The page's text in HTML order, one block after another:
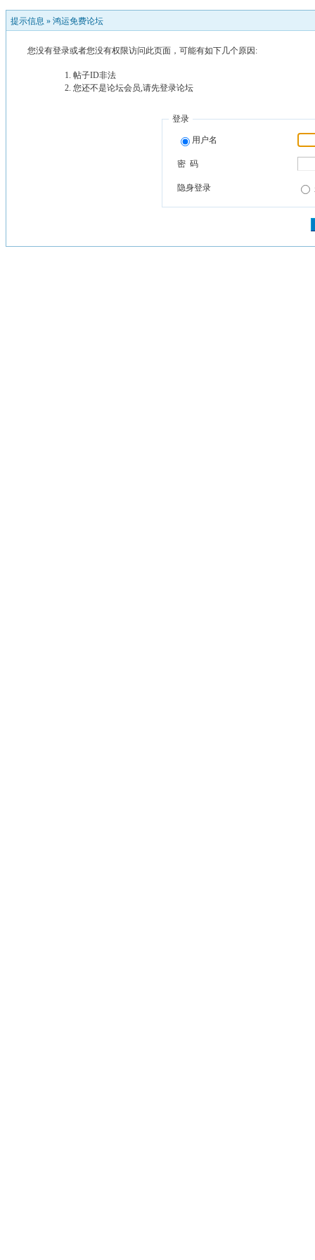
提示信息 » 鸿运免费论坛
您没有登录或者您没有权限访问此页面，可能有如下几个原因:
帖子ID非法
您还不是论坛会员,请先登录论坛
登录
用户名
密 码
隐身登录